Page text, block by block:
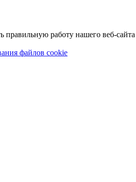
работу нашего веб-сайта
файлов cookie